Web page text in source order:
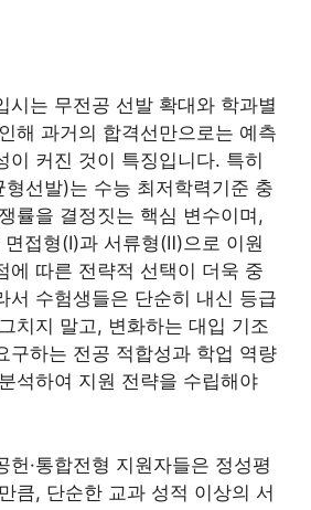
시는 무전공 선발 확대와 학과별
해 과거의 합격선만으로는 예측
이 커진 것이 특징입니다. 특히
선발)는 수능 최저학력기준 충
률을 결정짓는 핵심 변수이며,
접형(Ⅰ)과 서류형(Ⅱ)으로 이원
에 따른 전략적 선택이 더욱 중
서 수험생들은 단순히 내신 등급
치지 말고, 변화하는 대입 기조
구하는 전공 적합성과 학업 역량
석하여 지원 전략을 수립해야
헌·통합전형 지원자들은 정성평
큼, 단순한 교과 성적 이상의 서